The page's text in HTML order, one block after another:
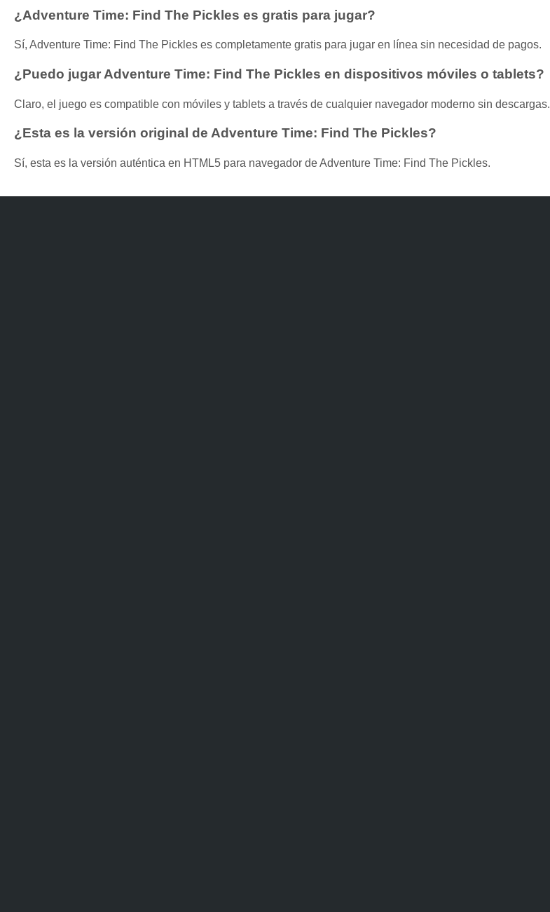
¿Adventure Time: Find The Pickles es gratis para jugar?
Sí, Adventure Time: Find The Pickles es completamente gratis para jugar en línea sin necesidad de pagos.
¿Puedo jugar Adventure Time: Find The Pickles en dispositivos móviles o tablets?
Claro, el juego es compatible con móviles y tablets a través de cualquier navegador moderno sin descargas.
¿Esta es la versión original de Adventure Time: Find The Pickles?
Sí, esta es la versión auténtica en HTML5 para navegador de Adventure Time: Find The Pickles.